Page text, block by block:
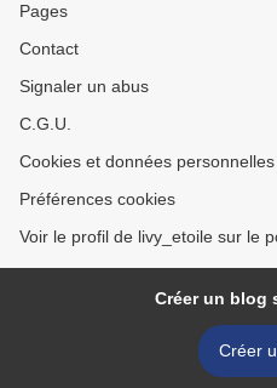
Pages
Contact
Signaler un abus
C.G.U.
Cookies et données personnelles
Préférences cookies
Voir le profil de livy_etoile sur le
Créer un blog
Créer